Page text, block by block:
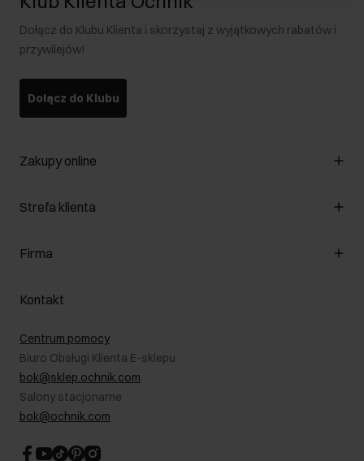
Dołącz do Klubu Klienta i skorzystaj z wyjątkowych rabatów i
przywilejów!
Dołącz do Klubu
Zakupy online
Zarządzaj cookies
Formy płatności
Jak dokonać zwrotu?
Strefa klienta
Klub Klienta
Zwróć produkty
W podróży
Karta podarunkowa
Bezpieczne zakupy
Blog
Firma
O nas
Salony
B2B - Sprzedaż dla firm
RODO- Polityka prywatności
Informacje prawne
Dla akcjonariuszy
CSR
Kontakt
Centrum pomocy
Biuro Obsługi Klienta E-sklepu
bok@sklep.ochnik.com
Salony stacjonarne
bok@ochnik.com